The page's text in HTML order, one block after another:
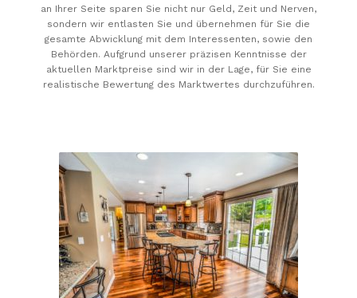
an Ihrer Seite sparen Sie nicht nur Geld, Zeit und Nerven,
sondern wir entlasten Sie und übernehmen für Sie die
gesamte Abwicklung mit dem Interessenten, sowie den
Behörden. Aufgrund unserer präzisen Kenntnisse der
aktuellen Marktpreise sind wir in der Lage, für Sie eine
realistische Bewertung des Marktwertes durchzuführen.